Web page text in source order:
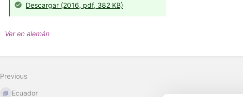
Descargar (2016, pdf, 382 KB)
Ver en alemán
mode
Previous
Ecuador